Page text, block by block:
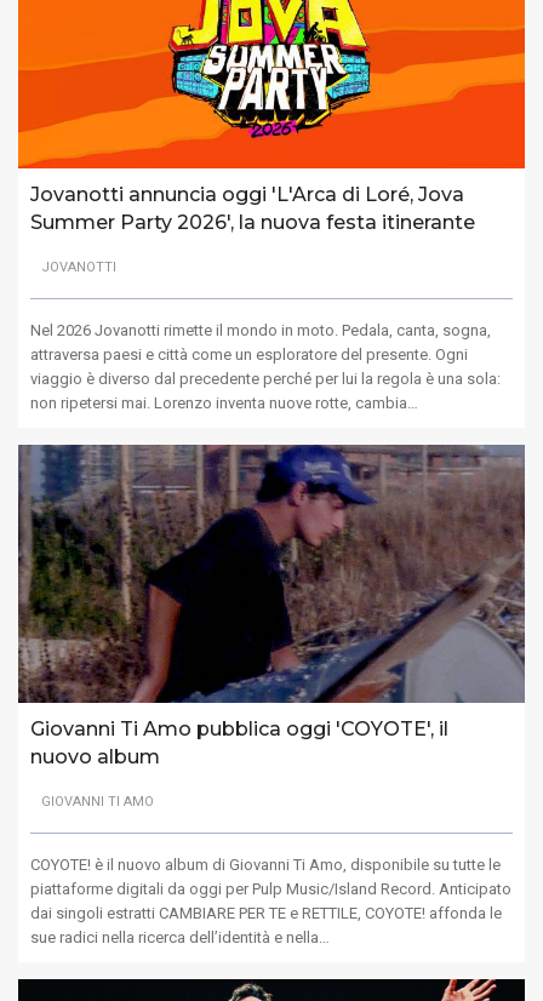
Jovanotti annuncia oggi 'L'Arca di Loré, Jova
Summer Party 2026', la nuova festa itinerante
JOVANOTTI
Nel 2026 Jovanotti rimette il mondo in moto. Pedala, canta, sogna,
attraversa paesi e città come un esploratore del presente. Ogni
viaggio è diverso dal precedente perché per lui la regola è una sola:
non ripetersi mai. Lorenzo inventa nuove rotte, cambia…
Giovanni Ti Amo pubblica oggi 'COYOTE', il
nuovo album
GIOVANNI TI AMO
COYOTE! è il nuovo album di Giovanni Ti Amo, disponibile su tutte le
piattaforme digitali da oggi per Pulp Music/Island Record. Anticipato
dai singoli estratti CAMBIARE PER TE e RETTILE, COYOTE! affonda le
sue radici nella ricerca dell’identità e nella…